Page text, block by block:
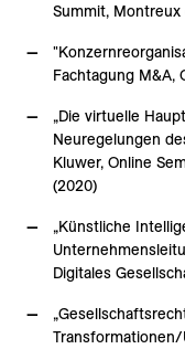
Summit, Montreux
Fachtagung M&A,
„Die virtuelle
Neuregelungen
Kluwer, Online
(2020)
„Künstliche
Digitales